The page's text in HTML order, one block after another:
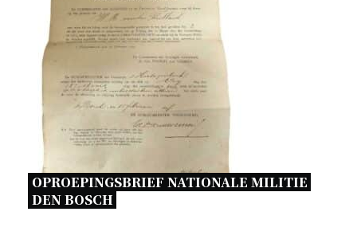
OPROEPINGSBRIEF NATIONALE MILITIE
DEN BOSCH